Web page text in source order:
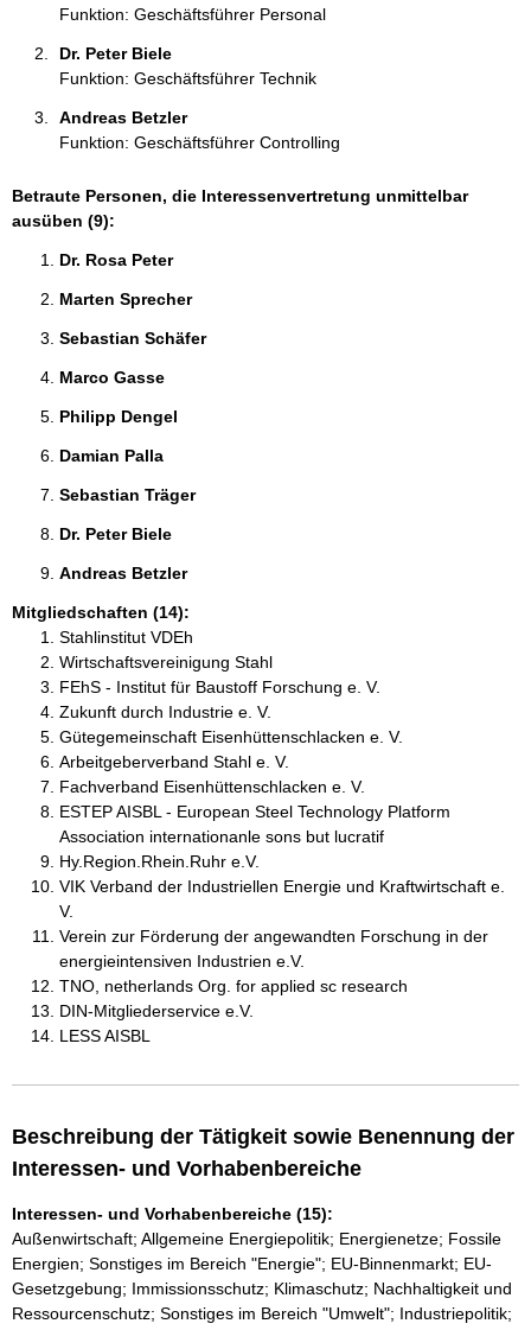
Funktion: Geschäftsführer Personal
Dr. Peter Biele
Funktion: Geschäftsführer Technik
Andreas Betzler
Funktion: Geschäftsführer Controlling
Betraute Personen, die Interessenvertretung unmittelbar
ausüben (9):
Dr. Rosa Peter
Marten Sprecher
Sebastian Schäfer
Marco Gasse
Philipp Dengel
Damian Palla
Sebastian Träger
Dr. Peter Biele
Andreas Betzler
Mitgliedschaften (14):
Stahlinstitut VDEh
Wirtschaftsvereinigung Stahl
FEhS - Institut für Baustoff Forschung e. V.
Zukunft durch Industrie e. V.
Gütegemeinschaft Eisenhüttenschlacken e. V.
Arbeitgeberverband Stahl e. V.
Fachverband Eisenhüttenschlacken e. V.
ESTEP AISBL - European Steel Technology Platform
Association internationanle sons but lucratif
Hy.Region.Rhein.Ruhr e.V.
VIK Verband der Industriellen Energie und Kraftwirtschaft e.
V.
Verein zur Förderung der angewandten Forschung in der
energieintensiven Industrien e.V.
TNO, netherlands Org. for applied sc research
DIN-Mitgliederservice e.V.
LESS AISBL
Beschreibung der Tätigkeit sowie Benennung der
Interessen- und Vorhabenbereiche
Interessen- und Vorhabenbereiche (15):
Außenwirtschaft; Allgemeine Energiepolitik; Energienetze; Fossile
Energien; Sonstiges im Bereich "Energie"; EU-Binnenmarkt; EU-
Gesetzgebung; Immissionsschutz; Klimaschutz; Nachhaltigkeit und
Ressourcenschutz; Sonstiges im Bereich "Umwelt"; Industriepolitik;